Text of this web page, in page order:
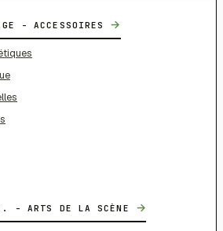
- ACCESSOIRES →
- ARTS DE LA SCÈNE →